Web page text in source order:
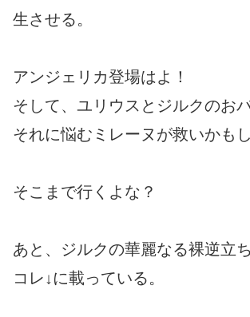
生させる。
アンジェリカ登場はよ！
そして、ユリウスとジルクのお
それに悩むミレーヌが救いかもし
そこまで行くよな？
あと、ジルクの華麗なる裸逆立ち
コレ↓に載っている。